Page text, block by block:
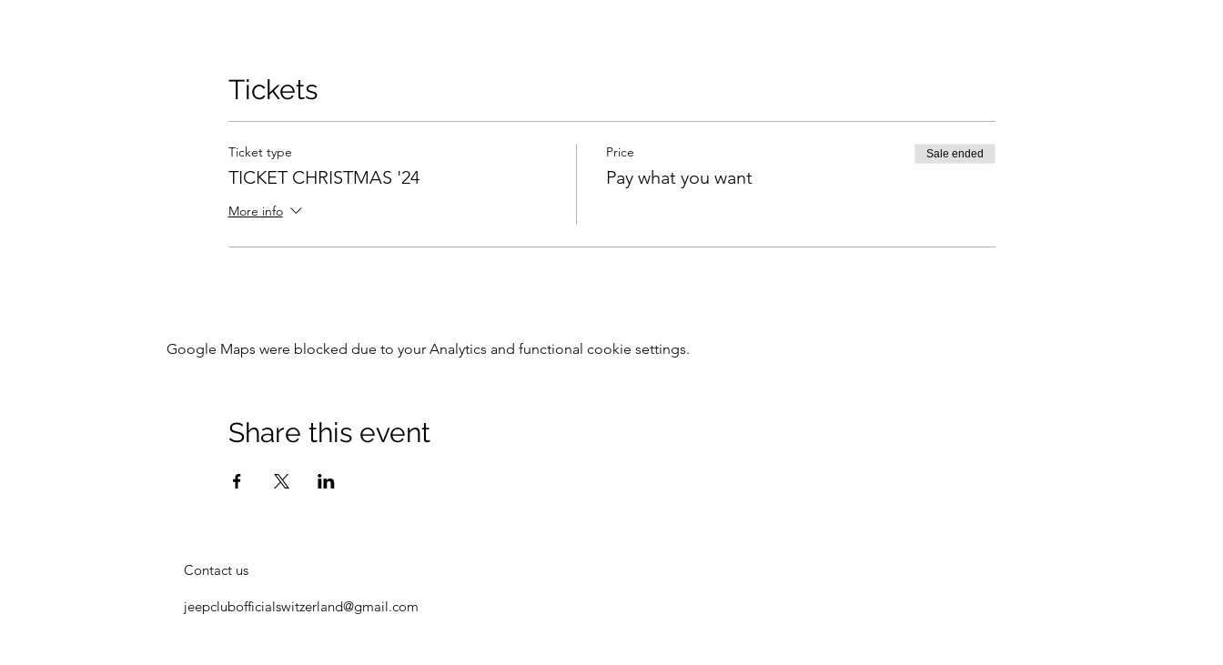
Tickets
Ticket type
TICKET CHRISTMAS '24
More info
Price
Pay what you want
Sale ended
Google Maps were blocked due to your Analytics and functional cookie settings.
Share this event
Contact us
jeepclubofficialswitzerland@gmail.com